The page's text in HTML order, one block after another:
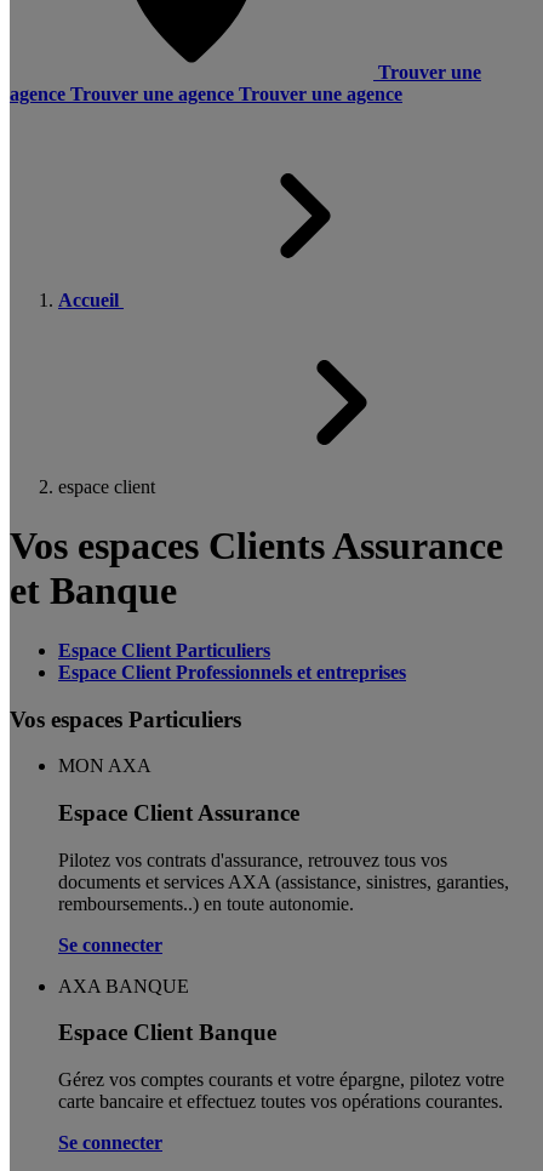
Trouver une
agence Trouver une agence Trouver une agence
Accueil
espace client
Vos espaces Clients Assurance
et Banque
Espace Client Particuliers
Espace Client Professionnels et entreprises
Vos espaces Particuliers
MON AXA
Espace Client Assurance
Pilotez vos contrats d'assurance, retrouvez tous vos
documents et services AXA (assistance, sinistres, garanties,
remboursements..) en toute autonomie. ​
Se connecter
AXA BANQUE
Espace Client Banque
Gérez vos comptes courants et votre épargne, pilotez votre
carte bancaire et effectuez toutes vos opérations courantes.
Se connecter